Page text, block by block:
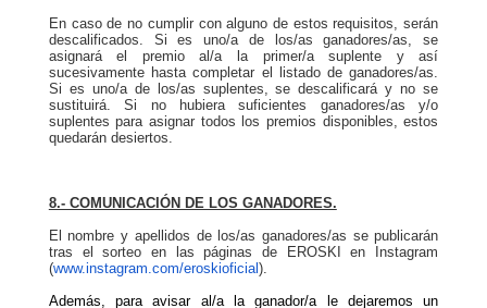
En caso de no cumplir con alguno de estos requisitos, serán
descalificados. Si es uno/a de los/as ganadores/as, se
asignará el premio al/a la primer/a suplente y así
sucesivamente hasta completar el listado de ganadores/as.
Si es uno/a de los/as suplentes, se descalificará y no se
sustituirá. Si no hubiera suficientes ganadores/as y/o
suplentes para asignar todos los premios disponibles, estos
quedarán desiertos.
8.- COMUNICACIÓN DE LOS GANADORES.
El nombre y apellidos de los/as ganadores/as se publicarán
tras el sorteo en las páginas de EROSKI en Instagram
(www.instagram.com/eroskioficial ).
Además, para avisar al/a la ganador/a le dejaremos un